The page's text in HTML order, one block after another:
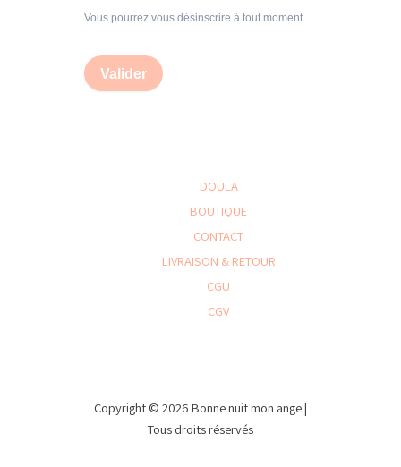
Vous pourrez vous désinscrire à tout moment.
Valider
DOULA
BOUTIQUE
CONTACT
LIVRAISON & RETOUR
CGU
CGV
Copyright © 2026 Bonne nuit mon ange |
Tous droits réservés